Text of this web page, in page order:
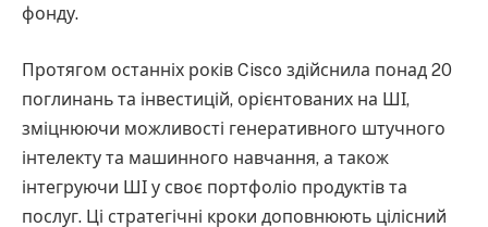
фонду.
Протягом останніх років Cisco здійснила понад 20
поглинань та інвестицій, орієнтованих на ШІ,
зміцнюючи можливості генеративного штучного
інтелекту та машинного навчання, а також
інтегруючи ШІ у своє портфоліо продуктів та
послуг. Ці стратегічні кроки доповнюють цілісний